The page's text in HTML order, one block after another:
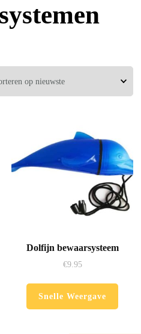
Dolfijn bewaarsysteem
€9.95
Dit
product
Snelle Weergave